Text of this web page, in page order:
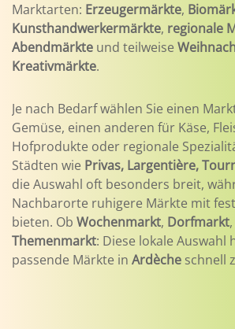
Marktarten: Erzeugermärkte,
Kunsthandwerkermärkte, regionale
Abendmärkte und teilweise
Kreativmärkte.
Je nach Bedarf wählen Sie einen
Gemüse, einen anderen für Käse,
Hofprodukte oder regionale
Städten wie Privas, Largentière,
die Auswahl oft besonders breit,
Nachbarorte ruhigere Märkte mit
bieten. Ob Wochenmarkt, Dorfmarkt,
Themenmarkt: Diese lokale Auswahl
passende Märkte in Ardèche schnell